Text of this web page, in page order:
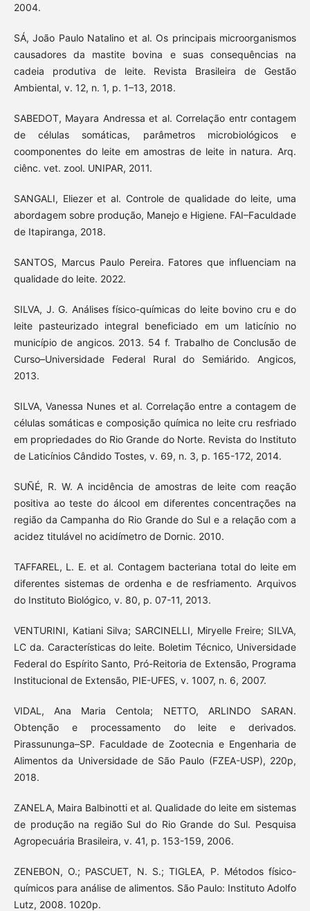
2004.
SÁ, João Paulo Natalino et al. Os principais microorganismos
causadores da mastite bovina e suas consequências na
cadeia produtiva de leite. Revista Brasileira de Gestão
Ambiental, v. 12, n. 1, p. 1–13, 2018.
SABEDOT, Mayara Andressa et al. Correlação entr contagem
de células somáticas, parâmetros microbiológicos e
coomponentes do leite em amostras de leite in natura. Arq.
ciênc. vet. zool. UNIPAR, 2011.
SANGALI, Eliezer et al. Controle de qualidade do leite, uma
abordagem sobre produção, Manejo e Higiene. FAI–Faculdade
de Itapiranga, 2018.
SANTOS, Marcus Paulo Pereira. Fatores que influenciam na
qualidade do leite. 2022.
SILVA, J. G. Análises físico-químicas do leite bovino cru e do
leite pasteurizado integral beneficiado em um laticínio no
município de angicos. 2013. 54 f. Trabalho de Conclusão de
Curso–Universidade Federal Rural do Semiárido. Angicos,
2013.
SILVA, Vanessa Nunes et al. Correlação entre a contagem de
células somáticas e composição química no leite cru resfriado
em propriedades do Rio Grande do Norte. Revista do Instituto
de Laticínios Cândido Tostes, v. 69, n. 3, p. 165-172, 2014.
SUÑÉ, R. W. A incidência de amostras de leite com reação
positiva ao teste do álcool em diferentes concentrações na
região da Campanha do Rio Grande do Sul e a relação com a
acidez titulável no acidímetro de Dornic. 2010.
TAFFAREL, L. E. et al. Contagem bacteriana total do leite em
diferentes sistemas de ordenha e de resfriamento. Arquivos
do Instituto Biológico, v. 80, p. 07-11, 2013.
VENTURINI, Katiani Silva; SARCINELLI, Miryelle Freire; SILVA,
LC da. Características do leite. Boletim Técnico, Universidade
Federal do Espírito Santo, Pró-Reitoria de Extensão, Programa
Institucional de Extensão, PIE-UFES, v. 1007, n. 6, 2007.
VIDAL, Ana Maria Centola; NETTO, ARLINDO SARAN.
Obtenção e processamento do leite e derivados.
Pirassununga–SP. Faculdade de Zootecnia e Engenharia de
Alimentos da Universidade de São Paulo (FZEA-USP), 220p,
2018.
ZANELA, Maira Balbinotti et al. Qualidade do leite em sistemas
de produção na região Sul do Rio Grande do Sul. Pesquisa
Agropecuária Brasileira, v. 41, p. 153-159, 2006.
ZENEBON, O.; PASCUET, N. S.; TIGLEA, P. Métodos físico-
químicos para análise de alimentos. São Paulo: Instituto Adolfo
Lutz, 2008. 1020p.